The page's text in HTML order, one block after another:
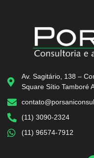
Av. Sagitário, 138 –
Square Sítio Tamboré
(11) 3090-2324
(11) 96574-7912